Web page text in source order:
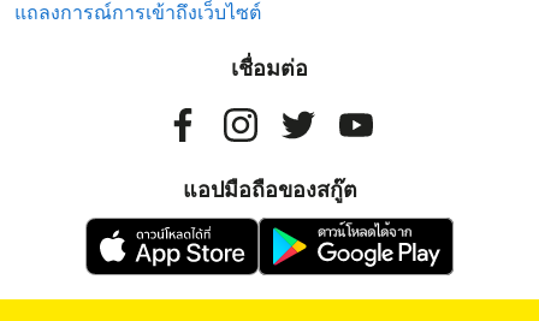
แถลงการณ์การเข้าถึงเว็บไซต์
เชื่อมต่อ
แอปมือถือของสกู๊ต